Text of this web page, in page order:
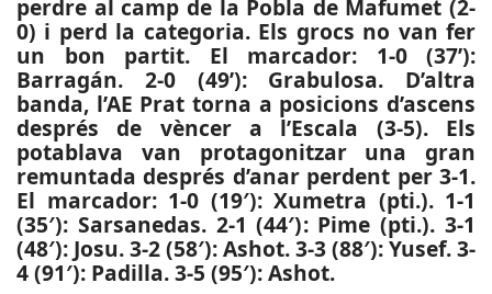
perdre al camp de la Pobla de Mafumet (2-
0) i perd la categoria. Els grocs no van fer
un bon partit. El marcador: 1-0 (37’):
Barragán. 2-0 (49’): Grabulosa. D’altra
banda, l’AE Prat torna a posicions d’ascens
després de vèncer a l’Escala (3-5). Els
potablava van protagonitzar una gran
remuntada després d’anar perdent per 3-1.
El marcador: 1-0 (19′): Xumetra (pti.). 1-1
(35′): Sarsanedas. 2-1 (44′): Pime (pti.). 3-1
(48′): Josu. 3-2 (58′): Ashot. 3-3 (88′): Yusef. 3-
4 (91′): Padilla. 3-5 (95′): Ashot.